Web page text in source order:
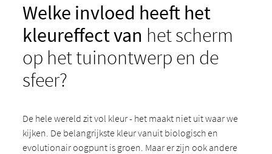
Welke invloed heeft het
kleureffect van het scherm
op het tuinontwerp en de
sfeer?
De hele wereld zit vol kleur - het maakt niet uit waar we
kijken. De belangrijkste kleur vanuit biologisch en
evolutionair oogpunt is groen. Maar er zijn ook andere